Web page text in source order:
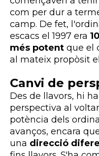
com per dur a
camp. De fet,
escacs el 1997 era
més potent que el
al mateix propòsit el
Canvi de
Des de llavors, hi
perspectiva al
potència dels
avanços, encara
una direcció